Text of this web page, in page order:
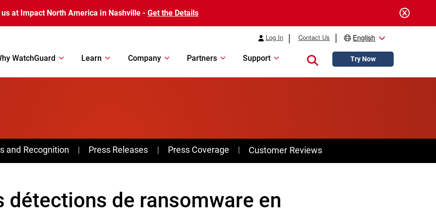
at Impact North America in Nashville - Get the Details
Log In Contact Us English
WatchGuard Learn Company Partners Support Close searchTry Now
and Recognition Press Releases Press Coverage Customer Reviews
détections de ransomware en